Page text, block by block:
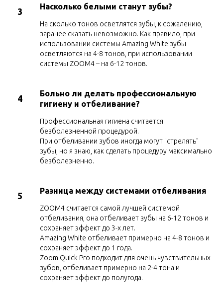
3 Насколько белыми станут зубы?
На сколько тонов осветлятся зубы, к сожалению,
заранее сказать невозможно. Как правило, при
использовании системы Amazing White зубы
осветляются на 4-8 тонов, при использовании
системы ZOOM4 – на 6-12 тонов.
4
Больно ли делать профессиональную
гигиену и отбеливание?
Профессиональная гигиена считается
безболезненной процедурой.
При отбеливании зубов иногда могут "стрелять"
зубы, но я знаю, как сделать процедуру максимально
безболезненно.
5 Разница между системами отбеливания
ZOOM4 считается самой лучшей системой
отбеливания, она отбеливает зубы на 6-12 тонов и
сохраняет эффект до 3-х лет.
Amazing White отбеливает примерно на 4-8 тонов и
сохраняет эффект до 1 года.
Zoom Quick Pro подходит для очень чувствительных
зубов, отбеливает примерно на 2-4 тона и
сохраняет эффект до полугода.